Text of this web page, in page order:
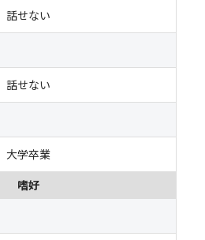
話せない
話せない
大学卒業
嗜好